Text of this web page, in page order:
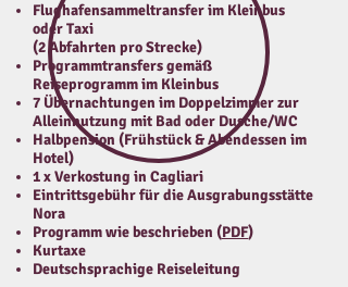
Flughafensammeltransfer im Kleinbus
oder Taxi
(2 Abfahrten pro Strecke)
Programmtransfers gemäß
Reiseprogramm im Kleinbus
7 Übernachtungen im Doppelzimmer zur
Alleinnutzung mit Bad oder Dusche/WC
Halbpension (Frühstück & Abendessen im
Hotel)
1 x Verkostung in Cagliari
Eintrittsgebühr für die Ausgrabungsstätte
Nora
Programm wie beschrieben (PDF)
Kurtaxe
Deutschsprachige Reiseleitung